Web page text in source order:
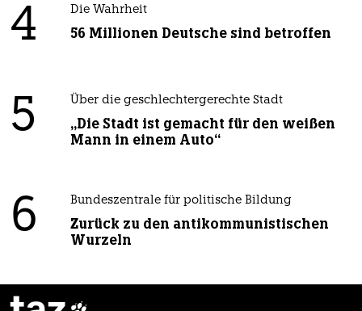
4 Die Wahrheit
56 Millionen Deutsche sind betroffen
5 Über die geschlechtergerechte Stadt
„Die Stadt ist gemacht für den weißen
Mann in einem Auto“
6 Bundeszentrale für politische Bildung
Zurück zu den antikommunistischen
Wurzeln